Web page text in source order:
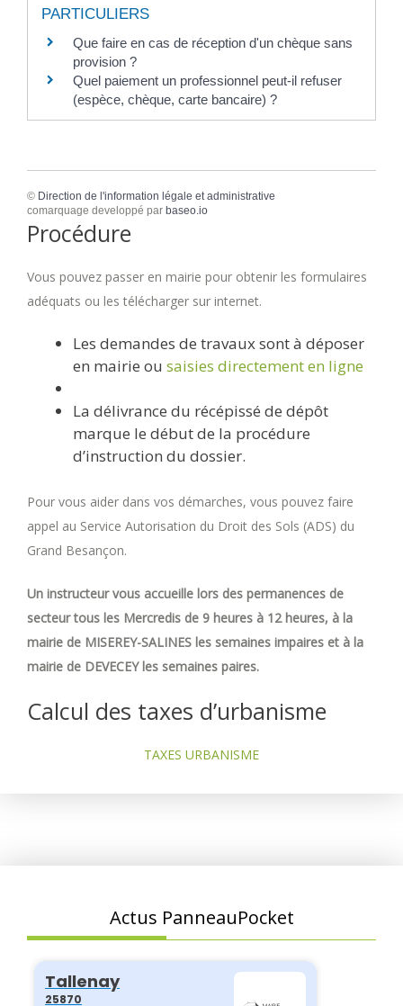
PARTICULIERS
Que faire en cas de réception d'un chèque sans
provision ?
Quel paiement un professionnel peut-il refuser
(espèce, chèque, carte bancaire) ?
© Direction de l'information légale et administrative
comarquage developpé par baseo.io
Procédure
Vous pouvez passer en mairie pour obtenir les formulaires
adéquats ou les télécharger sur internet.
Les demandes de travaux sont à déposer
en mairie ou saisies directement en ligne
La délivrance du récépissé de dépôt
marque le début de la procédure
d’instruction du dossier.
Pour vous aider dans vos démarches, vous pouvez faire
appel au Service Autorisation du Droit des Sols (ADS) du
Grand Besançon.
Un instructeur vous accueille lors des permanences de
secteur tous les Mercredis de 9 heures à 12 heures, à la
mairie de MISEREY-SALINES les semaines impaires et à la
mairie de DEVECEY les semaines paires.
Calcul des taxes d’urbanisme
TAXES URBANISME
Actus PanneauPocket